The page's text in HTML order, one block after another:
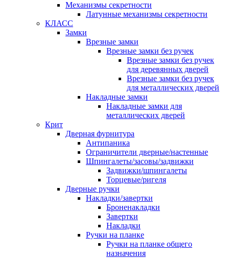
Механизмы секретности
Латунные механизмы секретности
КЛАСС
Замки
Врезные замки
Врезные замки без ручек
Врезные замки без ручек
для деревянных дверей
Врезные замки без ручек
для металлических дверей
Накладные замки
Накладные замки для
металлических дверей
Крит
Дверная фурнитура
Антипаника
Ограничители дверные/настенные
Шпингалеты/засовы/задвижки
Задвижки/шпингалеты
Торцевые/ригеля
Дверные ручки
Накладки/завертки
Броненакладки
Завертки
Накладки
Ручки на планке
Ручки на планке общего
назначения